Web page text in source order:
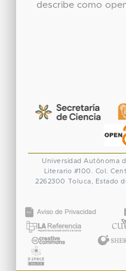
describe como
Universidad Autónoma
Literario #100. Col.
2262300 Toluca, Estado